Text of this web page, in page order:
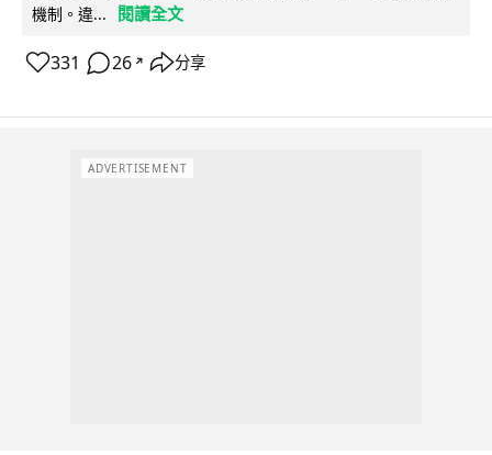
機制。違...
閱讀全文
331 26 ↗ 分享
ADVERTISEMENT